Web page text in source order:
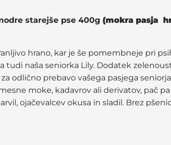
starejše pse 400g(mokra pasja
hrano, kar je še pomembneje pri
naša seniorka Lily. Dodatek
odlično prebavo vašega pasjega
moke, kadavrov ali derivatov, pač
ojačevalcev okusa in sladil. Brez